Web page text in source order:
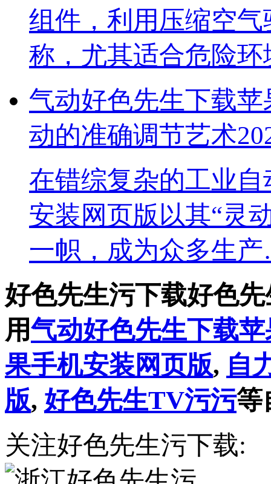
组件，利用压缩空气
称，尤其适合危险
气动好色先生下载苹果
动的准确调节艺术
在错综复杂的工业自
安装网页版以其“灵动
一帜，成为众多生
好色先生污下载好色
用气动好色先生下载
果手机安装网页版, 自
版, 好色先生TV污污等
关注好色先生污下载: